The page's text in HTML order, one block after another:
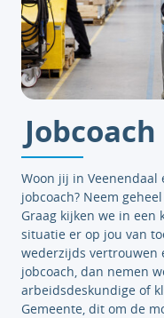
Woon jij in Veenendaal
jobcoach? Neem
Graag kijken we in een
situatie er op jou van
wederzijds vertrouwen
jobcoach, dan nemen
arbeidsdeskundige of
Gemeente, dit om de